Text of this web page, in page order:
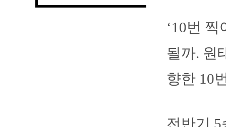
‘10번
될까. 원
향한 10
전반기